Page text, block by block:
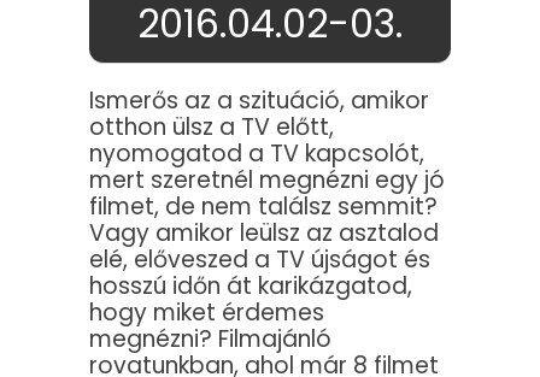
2016.04.02-03.
Ismerős az a szituáció, amikor
otthon ülsz a TV előtt,
nyomogatod a TV kapcsolót,
mert szeretnél megnézni egy jó
filmet, de nem találsz semmit?
Vagy amikor leülsz az asztalod
elé, előveszed a TV újságot és
hosszú időn át karikázgatod,
hogy miket érdemes
megnézni? Filmajánló
rovatunkban, ahol már 8 filmet